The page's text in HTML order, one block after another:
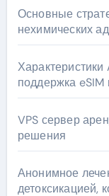
Основные
нехимических
поддержка
VPS сервер
решения
Анонимное
детоксикацией,